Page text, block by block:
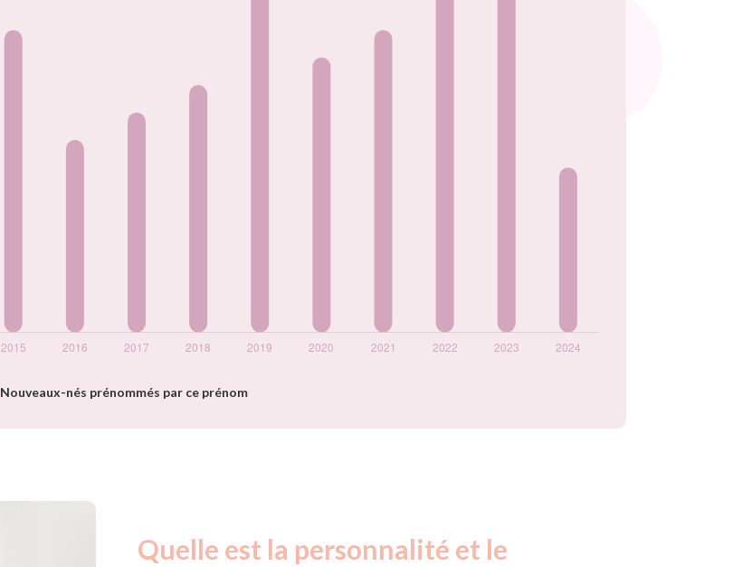
Nouveaux-nés prénommés par ce prénom
Quelle est la personnalité et le